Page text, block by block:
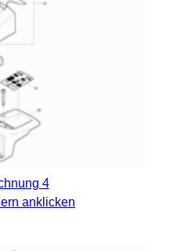
4
anklicken